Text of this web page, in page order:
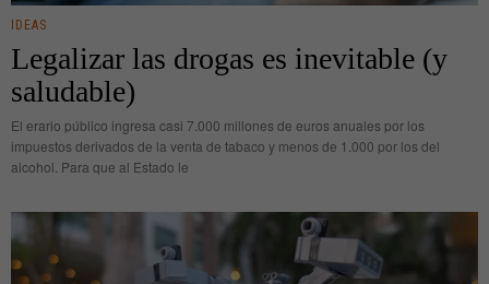
IDEAS
Legalizar las drogas es inevitable (y
saludable)
El erario público ingresa casi 7.000 millones de euros anuales por los
impuestos derivados de la venta de tabaco y menos de 1.000 por los del
alcohol. Para que al Estado le